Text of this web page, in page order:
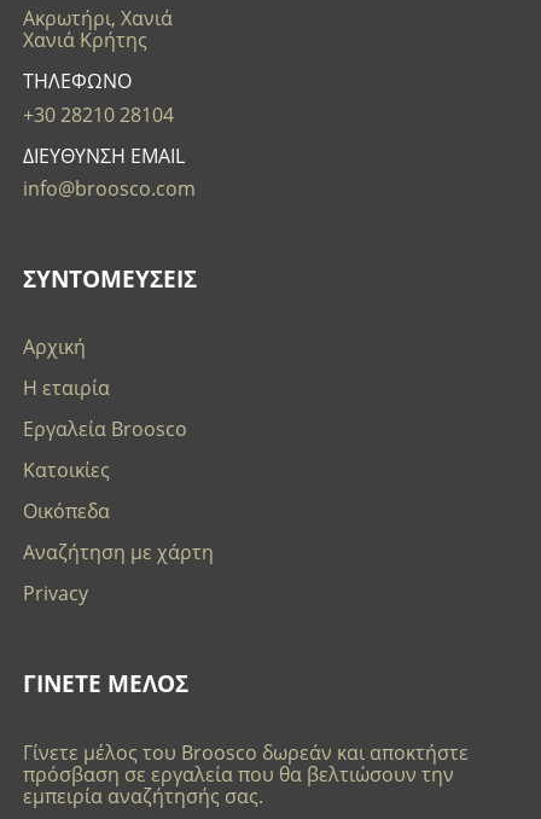
Ακρωτήρι, Χανιά
Χανιά Κρήτης
ΤΗΛΕΦΩΝΟ
+30 28210 28104
ΔΙΕΥΘΥΝΣΗ EMAIL
info@broosco.com
ΣΥΝΤΟΜΕΥΣΕΙΣ
Αρχική
Η εταιρία
Εργαλεία Broosco
Κατοικίες
Οικόπεδα
Αναζήτηση με χάρτη
Privacy
ΓΙΝΕΤΕ ΜΕΛΟΣ
Γίνετε μέλος του Broosco δωρεάν και αποκτήστε
πρόσβαση σε εργαλεία που θα βελτιώσουν την
εμπειρία αναζήτησής σας.